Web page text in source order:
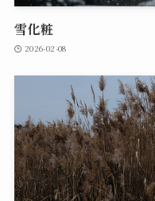
雪化粧
2026-02-08